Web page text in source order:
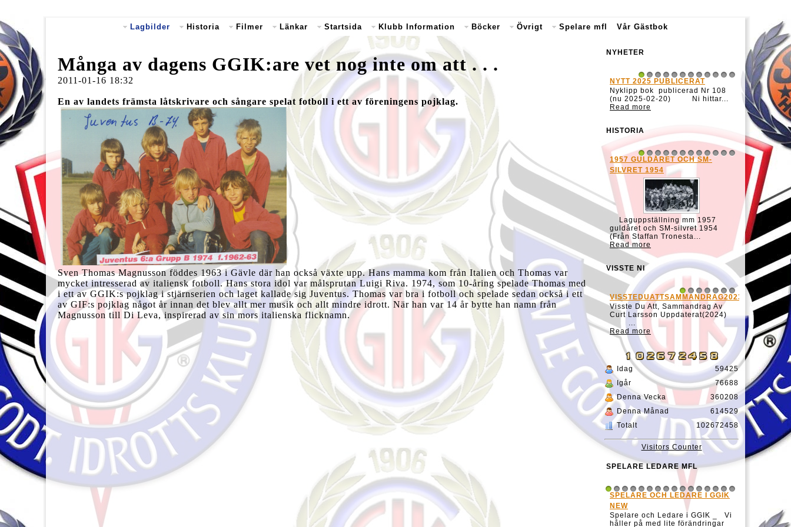
Lagbilder Historia Filmer Länkar Startsida Klubb Information Böcker Övrigt Spelare mfl Vår Gästbok
Många av dagens GGIK:are vet nog inte om att . . .
2011-01-16 18:32
En av landets främsta låtskrivare och sångare spelat fotboll i ett av föreningens pojklag.
Sven Thomas Magnusson föddes 1963 i Gävle där han också växte upp. Hans mamma kom från Italien och Thomas var
mycket intresserad av italiensk fotboll. Hans stora idol var målsprutan Luigi Riva. 1974, som 10-åring spelade Thomas med
i ett av GGIK:s pojklag i stjärnserien och laget kallade sig Juventus. Thomas var bra i fotboll och spelade sedan också i ett
av GIF:s pojklag något år innan det blev allt mer musik och allt mindre idrott. När han var 14 år bytte han namn från
Magnusson till Di Leva, inspirerad av sin mors italienska flicknamn.
NYHETER
1 2 3 4 5 6 7 8 9
NYTT 2025 PUBLICERAT
Nyklipp bok publicerad Nr 108
(nu 2025-02-20) Ni hittar...
Read more
HISTORIA
1 2 3 4 5 6 7 8 9
1957 GULDÅRET OCH SM-
SILVRET 1954
Laguppställning mm 1957
guldåret och SM-silvret 1954
(Från Staffan Tronesta...
Read more
VISSTE NI
1 2 3 4 5 6 7
VISSTEDUATTSAMMANDRAG20231127
Visste Du Att, Sammandrag Av
Curt Larsson Uppdaterat(2024)
...
Read more
Idag
Igår
Denna Vecka
Denna Månad
Totalt
59425
76688
360208
614529
102672458
Visitors Counter
SPELARE LEDARE MFL
2 3 4 5 6 7 8 9 10111213141516
SPELARE OCH LEDARE I GGIK
NEW
Spelare och Ledare i GGIK _ Vi
håller på med lite förändringar